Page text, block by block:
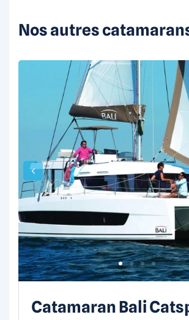
Nos autres
Catamaran Lagoon